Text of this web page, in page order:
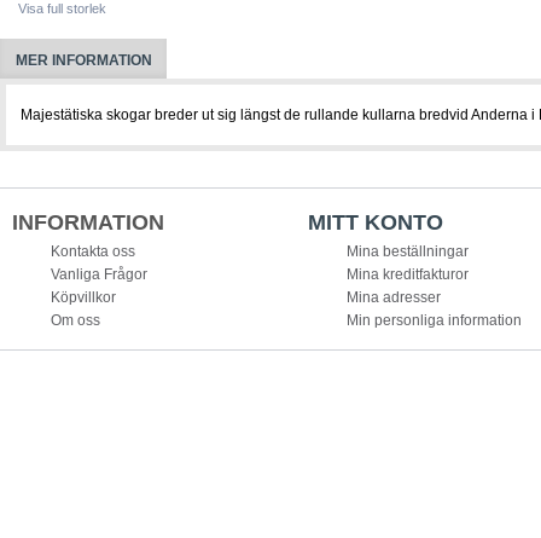
Visa full storlek
MER INFORMATION
Majestätiska skogar breder ut sig längst de rullande kullarna bredvid Anderna i
INFORMATION
Kontakta oss
Vanliga Frågor
Köpvillkor
Om oss
MITT KONTO
Mina beställningar
Mina kreditfakturor
Mina adresser
Min personliga information